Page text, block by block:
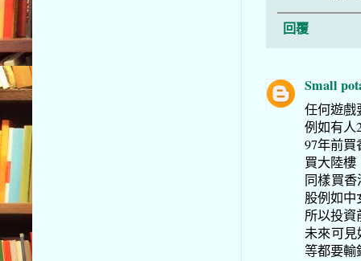
回覆
Small
任何遊戲
例如有人
97年前
買大陸樓
同樣買香
股例如中
所以投資
未來可
等都要輸